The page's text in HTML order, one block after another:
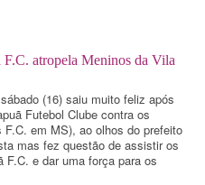
atropela Meninos da Vila
(16) saiu muito feliz após
Futebol Clube contra os
em MS), ao olhos do prefeito
mas fez questão de assistir os
e dar uma força para os